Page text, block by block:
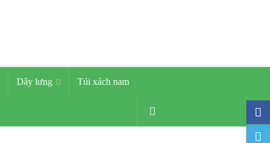
Dây lưng Túi xách nam